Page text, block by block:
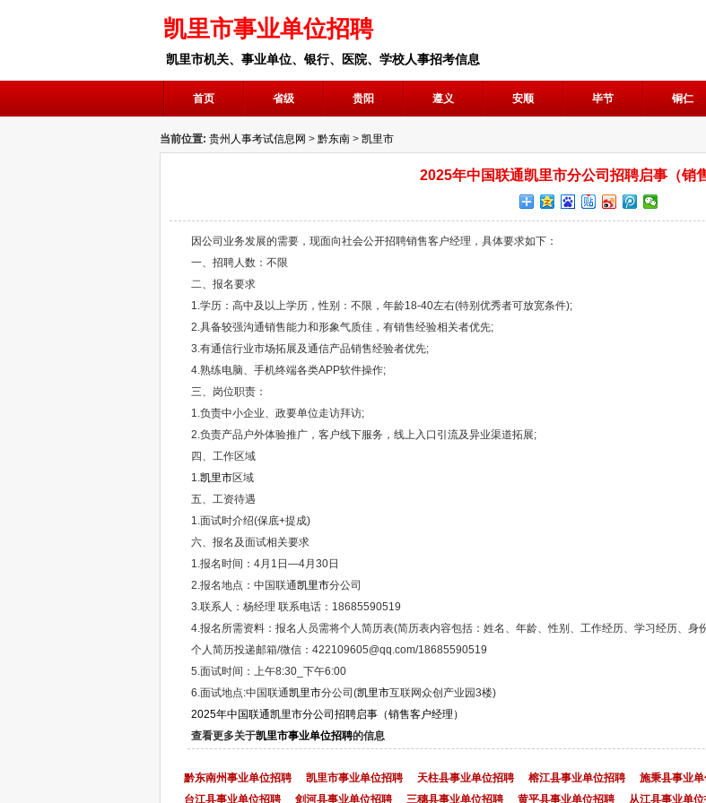
凯里市事业单位招聘
凯里市机关、事业单位、银行、医院、学校人事招考信息
首页 省级 贵阳 遵义 安顺 毕节 铜仁
当前位置: 贵州人事考试信息网 > 黔东南 > 凯里市
2025年中国联通凯里市分公司招聘启事（销
因公司业务发展的需要，现面向社会公开招聘销售客户经理，具体要求如下：
一、招聘人数：不限
二、报名要求
1.学历：高中及以上学历，性别：不限，年龄18-40左右(特别优秀者可放宽条件);
2.具备较强沟通销售能力和形象气质佳，有销售经验相关者优先;
3.有通信行业市场拓展及通信产品销售经验者优先;
4.熟练电脑、手机终端各类APP软件操作;
三、岗位职责：
1.负责中小企业、政要单位走访拜访;
2.负责产品户外体验推广，客户线下服务，线上入口引流及异业渠道拓展;
四、工作区域
1.凯里市区域
五、工资待遇
1.面试时介绍(保底+提成)
六、报名及面试相关要求
1.报名时间：4月1日—4月30日
2.报名地点：中国联通凯里市分公司
3.联系人：杨经理 联系电话：18685590519
4.报名所需资料：报名人员需将个人简历表(简历表内容包括：姓名、年龄、性别、工作经历、学习经历、身
个人简历投递邮箱/微信：422109605@qq.com/18685590519
5.面试时间：上午8:30_下午6:00
6.面试地点:中国联通凯里市分公司(凯里市互联网众创产业园3楼)
2025年中国联通凯里市分公司招聘启事（销售客户经理）
查看更多关于凯里市事业单位招聘的信息
黔东南州事业单位招聘 凯里市事业单位招聘 天柱县事业单位招聘 榕江县事业单位招聘 施秉县事业
台江县事业单位招聘
剑河县事业单位招聘 三穗县事业单位招聘 黄平县事业单位招聘 从江县事业单